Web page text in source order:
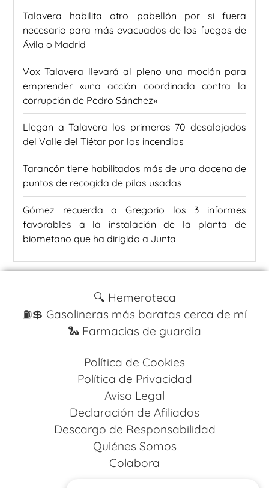
Talavera habilita otro pabellón por si fuera
necesario para más evacuados de los fuegos de
Ávila o Madrid
Vox Talavera llevará al pleno una moción para
emprender «una acción coordinada contra la
corrupción de Pedro Sánchez»
Llegan a Talavera los primeros 70 desalojados
del Valle del Tiétar por los incendios
Tarancón tiene habilitados más de una docena de
puntos de recogida de pilas usadas
Gómez recuerda a Gregorio los 3 informes
favorables a la instalación de la planta de
biometano que ha dirigido a Junta
🔍 Hemeroteca
⛽️💲 Gasolineras más baratas cerca de mí
🐍 Farmacias de guardia
Política de Cookies
Política de Privacidad
Aviso Legal
Declaración de Afiliados
Descargo de Responsabilidad
Quiénes Somos
Colabora